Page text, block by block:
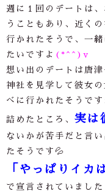
週に１回のデートは
うこともあり、近く
行かれたそうで、一
たいですよ (*^^)v
想い出のデートは唐
神社を見学して彼女
べに行かれたそうで
詰めたところ、 実は
ないかが苦手だと言
たそうです💦
「やっぱりイカ
で宣言されていました